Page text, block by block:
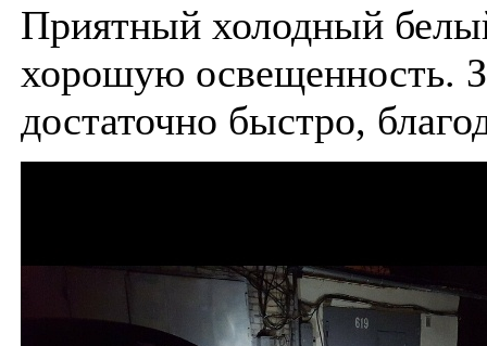
Приятный холодный
хорошую освещенность.
достаточно быстро,